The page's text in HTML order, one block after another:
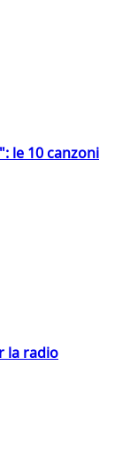
le 10 canzoni
la radio